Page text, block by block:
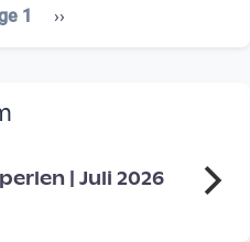
1 Next page
››
| Juli 2026